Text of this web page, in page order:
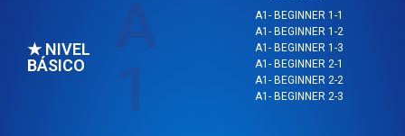
★ NIVEL
BÁSICO
1
A1- BEGINNER 1-1
A1- BEGINNER 1-2
A1- BEGINNER 1-3
A1- BEGINNER 2-1
A1- BEGINNER 2-2
A1- BEGINNER 2-3